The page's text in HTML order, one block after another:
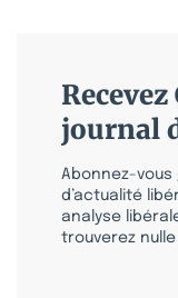
journal
Abonnez-
d’actualité
analyse
trouverez